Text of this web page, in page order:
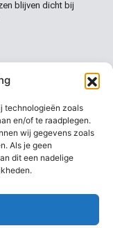
technologieën zoals
en/of te raadplegen.
wij gegevens zoals
Als je geen
dit een nadelige
blijven dicht bij
zijn hoogste
stijgen richting